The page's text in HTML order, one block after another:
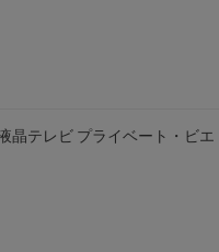
。
次付款」使用，可折抵服務費
卡……等等」、48小時外付款、
晶テレビ プライベート・ビエ